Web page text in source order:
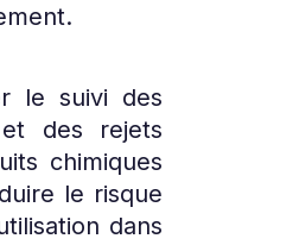
le suivi des
des rejets
chimiques
le risque
dans